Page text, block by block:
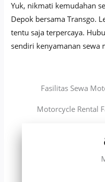
Yuk, nikmati kemudahan
Depok bersama Transgo.
tentu saja terpercaya.
sendiri kenyamanan sewa
Fasilitas Sewa
Motorcycle Rental